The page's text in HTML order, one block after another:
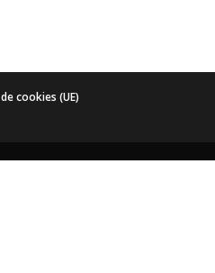
cookies (UE)